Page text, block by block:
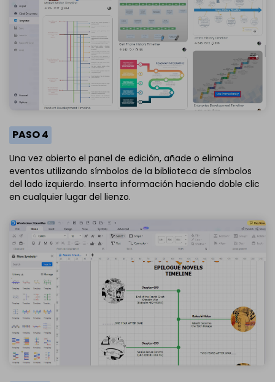
PASO 4
Una vez abierto el panel de edición, añade o elimina
eventos utilizando símbolos de la biblioteca de símbolos
del lado izquierdo. Inserta información haciendo doble clic
en cualquier lugar del lienzo.